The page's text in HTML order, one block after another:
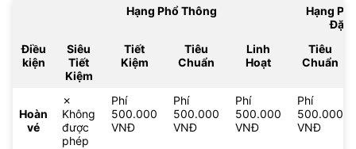
Hạng Phổ Thông
Hạng
Đặc
Điều
kiện
Siêu
Tiết
Kiệm
Tiết
Kiệm
Tiêu
Chuẩn
Linh
Hoạt
Tiêu
Chuẩn
Hoàn
vé
✗
Không
được
phép
Phí
500.000
VNĐ
Phí
500.000
VNĐ
Phí
500.000
VNĐ
Phí
500.000
VNĐ